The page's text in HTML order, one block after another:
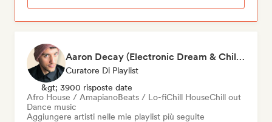
Aaron Decay (Electronic Dream & Chill Electronic Dream playlists)
Curatore Di Playlist
&gt; 3900 risposte date
Afro House / AmapianoBeats / Lo-fiChill HouseChill out
Dance music
Aggiungere artisti nelle mie playlist più seguite